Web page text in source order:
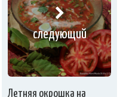
следующий
Летняя окрошка на